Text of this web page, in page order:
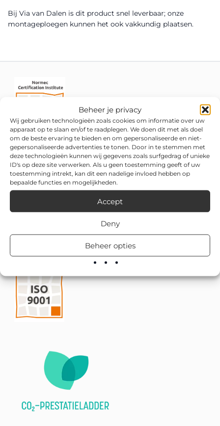
Beheer je privacy
Wij gebruiken technologieën zoals cookies om informatie over uw
apparaat op te slaan en/of te raadplegen. We doen dit met als doel
om de beste ervaring te bieden en om gepersonaliseerde en niet-
gepersonaliseerde advertenties te tonen. Door in te stemmen met
deze technologieën kunnen wij gegevens zoals surfgedrag of unieke
ID's op deze site verwerken. Als u geen toestemming geeft of uw
toestemming intrekt, kan dit een nadelige invloed hebben op
bepaalde functies en mogelijkheden.
Accept
Deny
Beheer opties
Bij Via van Dalen is dit product snel leverbaar; onze
montageploegen kunnen het ook vakkundig plaatsen.